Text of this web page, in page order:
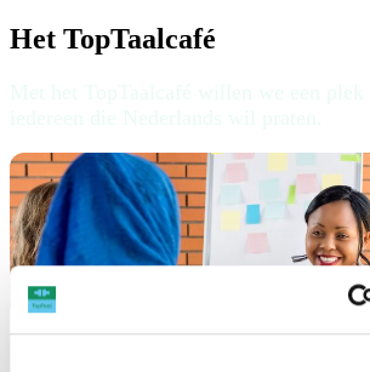
Het TopTaalcafé